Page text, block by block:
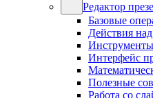
Редактор
Базовые
Действия
Интерфейс
Полезные
Работа со